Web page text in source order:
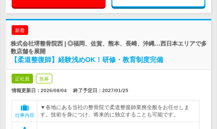
新着
株式会社堺整骨院西 | ◎福岡、佐賀、熊本、長崎、沖縄…西日本エリアで多
数店舗を展開
【柔道整復師】経験浅めOK！研修・教育制度完備
正社員 急募
情報更新日：2026/08/04 終了予定日： 2027/01/25
仕事内容
▼各地にある当社の整骨院で柔道整復師業務全般をお任せしま
す。技術を身につけ、将来的に独立することも可能です。